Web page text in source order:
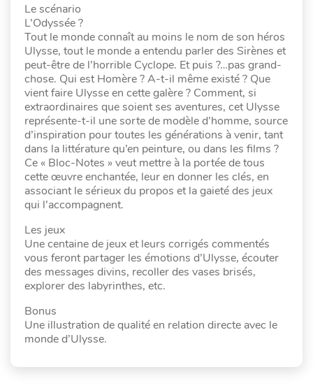
Le scénario
L’Odyssée ?
Tout le monde connaît au moins le nom de son héros
Ulysse, tout le monde a entendu parler des Sirènes et
peut-être de l’horrible Cyclope. Et puis ?…pas grand-
chose. Qui est Homère ? A-t-il même existé ? Que
vient faire Ulysse en cette galère ? Comment, si
extraordinaires que soient ses aventures, cet Ulysse
représente-t-il une sorte de modèle d’homme, source
d’inspiration pour toutes les générations à venir, tant
dans la littérature qu’en peinture, ou dans les films ?
Ce « Bloc-Notes » veut mettre à la portée de tous
cette œuvre enchantée, leur en donner les clés, en
associant le sérieux du propos et la gaieté des jeux
qui l’accompagnent.
Les jeux
Une centaine de jeux et leurs corrigés commentés
vous feront partager les émotions d’Ulysse, écouter
des messages divins, recoller des vases brisés,
explorer des labyrinthes, etc.
Bonus
Une illustration de qualité en relation directe avec le
monde d’Ulysse.